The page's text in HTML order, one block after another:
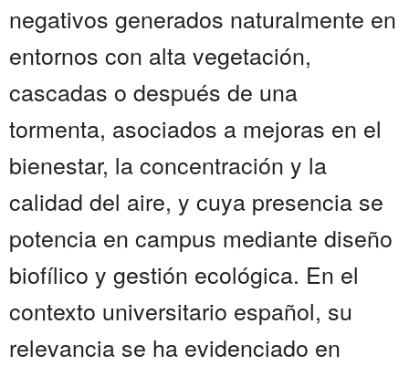
negativos generados naturalmente en
entornos con alta vegetación,
cascadas o después de una
tormenta, asociados a mejoras en el
bienestar, la concentración y la
calidad del aire, y cuya presencia se
potencia en campus mediante diseño
biofílico y gestión ecológica. En el
contexto universitario español, su
relevancia se ha evidenciado en